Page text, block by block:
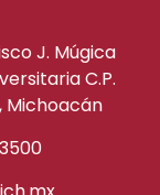
J. Múgica
C.P.
Michoacán